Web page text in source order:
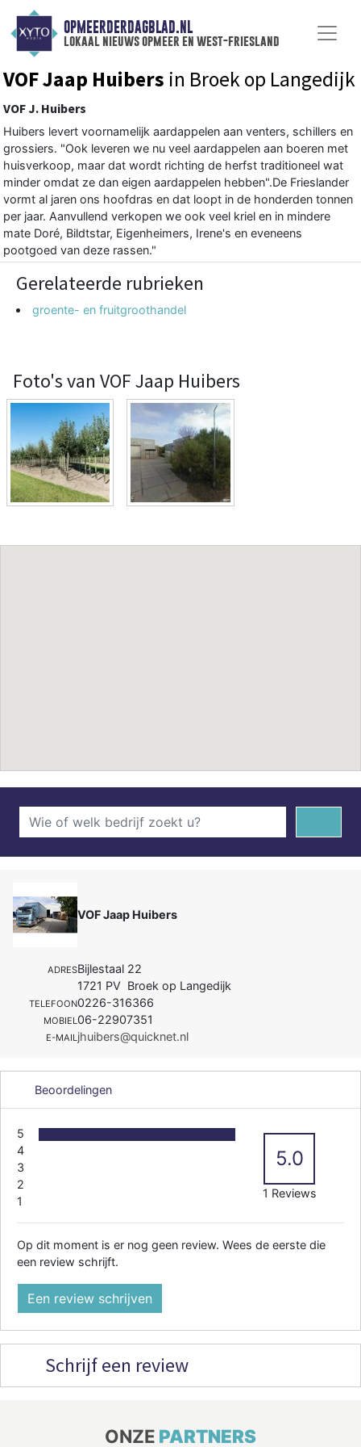
OPMEERDERDAGBLAD.NL
lokaal nieuws opmeer en west-friesland
VOF Jaap Huibers in Broek op Langedijk
VOF J. Huibers
Huibers levert voornamelijk aardappelen aan venters, schillers en
grossiers. "Ook leveren we nu veel aardappelen aan boeren met
huisverkoop, maar dat wordt richting de herfst traditioneel wat
minder omdat ze dan eigen aardappelen hebben".De Frieslander
vormt al jaren ons hoofdras en dat loopt in de honderden tonnen
per jaar. Aanvullend verkopen we ook veel kriel en in mindere
mate Doré, Bildtstar, Eigenheimers, Irene's en eveneens
pootgoed van deze rassen."
Gerelateerde rubrieken
groente- en fruitgroothandel
Foto's van VOF Jaap Huibers
VOF Jaap Huibers
ADRESBijlestaal 22
1721 PV Broek op Langedijk
TELEFOON0226-316366
MOBIEL06-22907351
E-MAILjhuibers@quicknet.nl
Beoordelingen
5
4
3
2
1
5.0
1 Reviews
Op dit moment is er nog geen review. Wees de eerste die
een review schrijft.
Een review schrijven
Schrijf een review
ONZE PARTNERS